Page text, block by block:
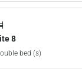
8
bed (s)